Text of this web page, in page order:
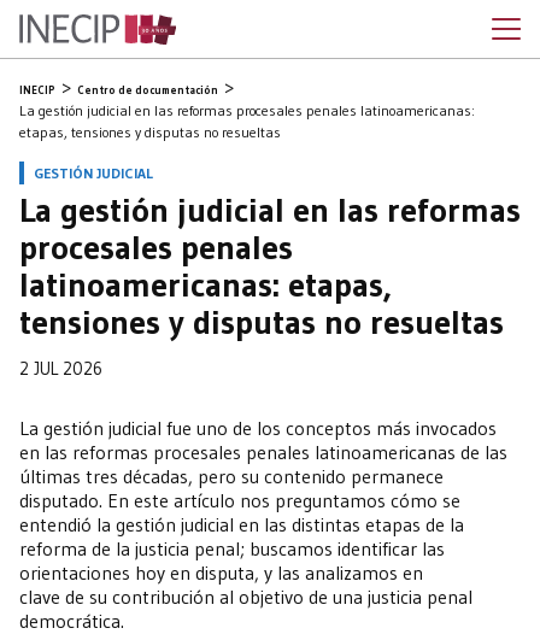
INECIP Centro de documentación
La gestión judicial en las reformas procesales penales latinoamericanas:
etapas, tensiones y disputas no resueltas
GESTIÓN JUDICIAL
La gestión judicial en las reformas
procesales penales
latinoamericanas: etapas,
tensiones y disputas no resueltas
2 JUL 2026
La gestión judicial fue uno de los conceptos más invocados
en las reformas procesales penales latinoamericanas de las
últimas tres décadas, pero su contenido permanece
disputado. En este artículo nos preguntamos cómo se
entendió la gestión judicial en las distintas etapas de la
reforma de la justicia penal; buscamos identificar las
orientaciones hoy en disputa, y las analizamos en
clave de su contribución al objetivo de una justicia penal
democrática.